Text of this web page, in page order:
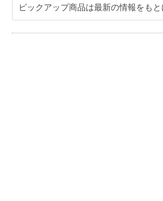
ピックアップ商品は最新の情報をもと